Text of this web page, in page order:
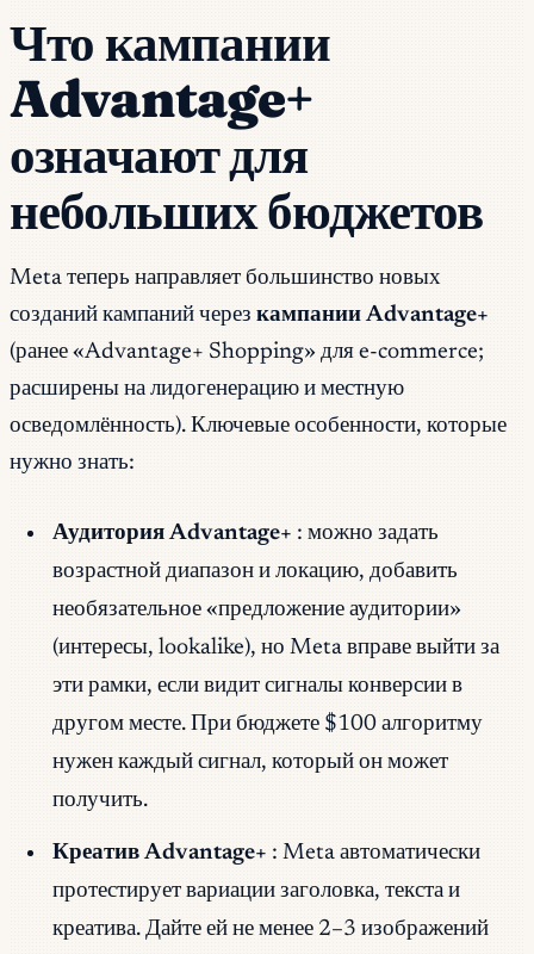
Что кампании
Advantage+
означают для
небольших бюджетов
Meta теперь направляет большинство новых
созданий кампаний через кампании Advantage+
(ранее «Advantage+ Shopping» для e-commerce;
расширены на лидогенерацию и местную
осведомлённость). Ключевые особенности, которые
нужно знать:
Аудитория Advantage+ : можно задать
возрастной диапазон и локацию, добавить
необязательное «предложение аудитории»
(интересы, lookalike), но Meta вправе выйти за
эти рамки, если видит сигналы конверсии в
другом месте. При бюджете $100 алгоритму
нужен каждый сигнал, который он может
получить.
Креатив Advantage+ : Meta автоматически
протестирует вариации заголовка, текста и
креатива. Дайте ей не менее 2–3 изображений